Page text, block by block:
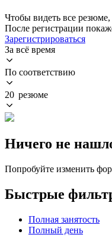
Чтобы видеть все резюме,
После регистрации
Зарегистрироваться
За всё время
По соответствию
20 резюме
Ничего не
Попробуйте изменить
Быстрые
Полная занятость
Полный день